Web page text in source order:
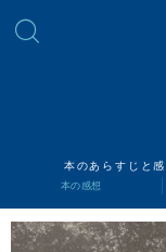
本のあらすじと
本の感想
本の感想